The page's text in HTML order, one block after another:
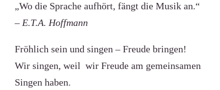
„Wo die Sprache aufhört, fängt die Musik an.“
– E.T.A. Hoffmann
Fröhlich sein und singen – Freude bringen!
Wir singen, weil wir Freude am gemeinsamen
Singen haben.